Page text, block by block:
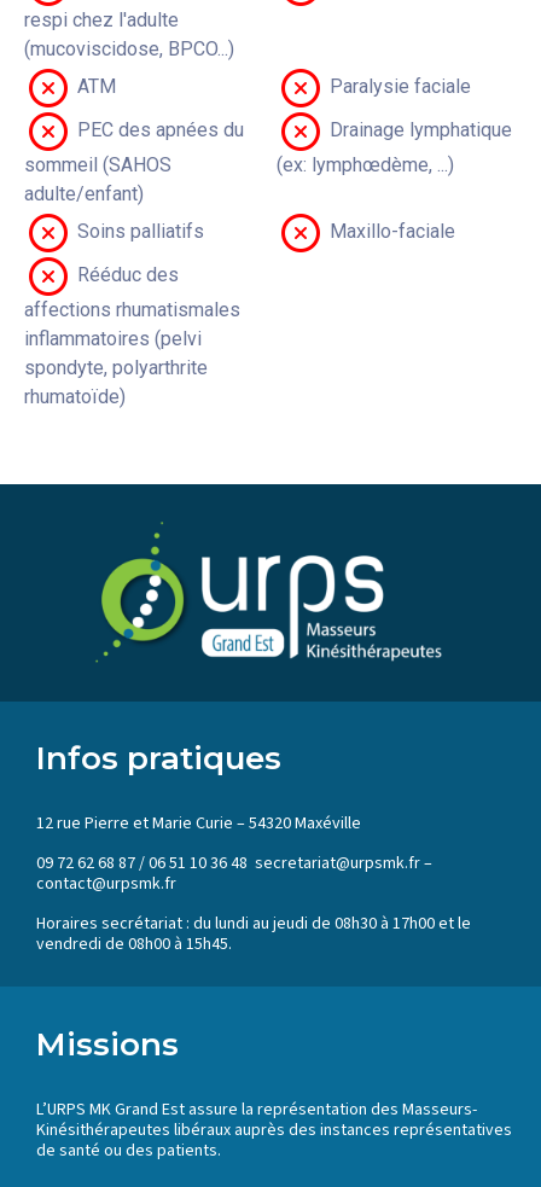
respi chez l'adulte
(mucoviscidose, BPCO...)
ATM
Paralysie faciale
PEC des apnées du
sommeil (SAHOS
adulte/enfant)
Drainage lymphatique
(ex: lymphœdème, ...)
Soins palliatifs
Maxillo-faciale
Rééduc des
affections rhumatismales
inflammatoires (pelvi
spondyte, polyarthrite
rhumatoïde)
Infos pratiques
12 rue Pierre et Marie Curie – 54320 Maxéville
09 72 62 68 87 / 06 51 10 36 48 secretariat@urpsmk.fr –
contact@urpsmk.fr
Horaires secrétariat : du lundi au jeudi de 08h30 à 17h00 et le
vendredi de 08h00 à 15h45.
Missions
L’URPS MK Grand Est assure la représentation des Masseurs-
Kinésithérapeutes libéraux auprès des instances représentatives
de santé ou des patients.